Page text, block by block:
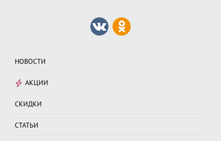
НОВОСТИ
АКЦИИ
СКИДКИ
СТАТЬИ